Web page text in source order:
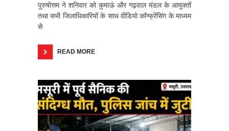
पुरुषोत्तम ने शनिवार को कुमाऊं और गढ़वाल मंडल के आयुक्तों
तथा सभी जिलाधिकारियों के साथ वीडियो कॉन्फ्रेंसिंग के माध्यम
से
READ MORE